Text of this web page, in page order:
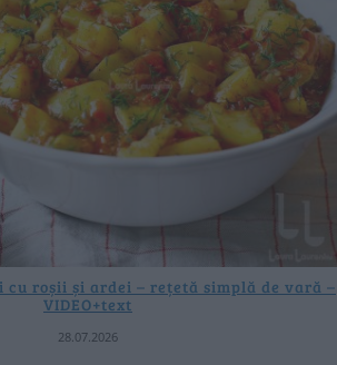
cu roșii și ardei – rețetă simplă de vară –
VIDEO+text
28.07.2026